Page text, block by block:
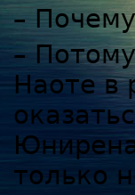
–
–
Наоте в
только